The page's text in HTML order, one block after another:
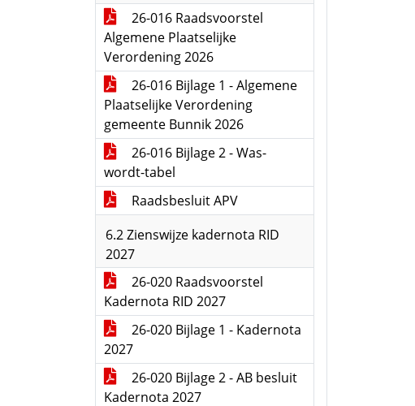
26-016 Raadsvoorstel
Algemene Plaatselijke
Verordening 2026
26-016 Bijlage 1 - Algemene
Plaatselijke Verordening
gemeente Bunnik 2026
26-016 Bijlage 2 - Was-
wordt-tabel
Raadsbesluit APV
6.2 Zienswijze kadernota RID
2027
26-020 Raadsvoorstel
Kadernota RID 2027
26-020 Bijlage 1 - Kadernota
2027
26-020 Bijlage 2 - AB besluit
Kadernota 2027